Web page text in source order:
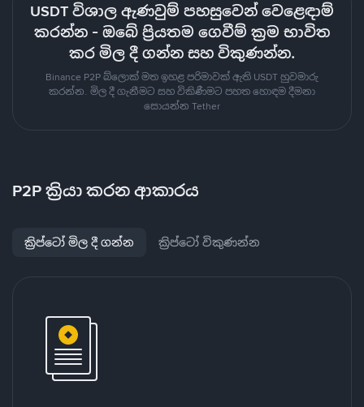
USDT විශාල ඇණවුම් පහසුවෙන් වෙළෙඳාම්
කරන්න - ඔබේ ප්‍රියතම ගෙවීම් ක්‍රම භාවිත
කර මිල දී ගන්න සහ විකුණන්න.
Binance P2P බ්ලොක් මත ඉහළ පරිමාවක් ඇති USDT හුවමාරු
කරන්න. මිල දී ගැනීමට සහ විකිණීමට පහත හොඳම දීමනා
සොයන්න Tether
P2P ක්‍රියා කරන ආකාරය
ක්‍රිප්ටෝ මිල දී ගන්න ක්‍රිප්ටෝ විකුණන්න